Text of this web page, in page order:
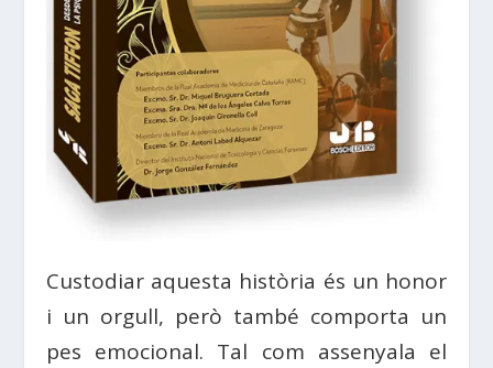
Custodiar aquesta història és un honor
i un orgull, però també comporta un
pes emocional. Tal com assenyala el